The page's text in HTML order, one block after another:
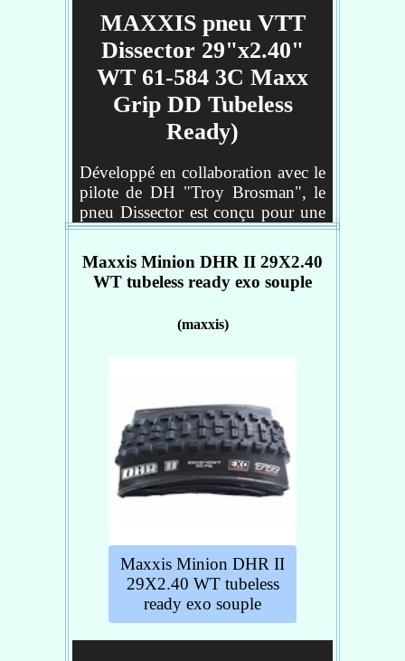
MAXXIS pneu VTT
Dissector 29"x2.40"
WT 61-584 3C Maxx
Grip DD Tubeless
Ready)
Développé en collaboration avec le
pilote de DH "Troy Brosman", le
pneu Dissector est conçu pour une
pratique descente sur terrain secs,
rapides et meubles. Le design des
crampons a été pensé pour vous
offrir un excellent grip sur terrain
polyvalent peut être installé à
recommande le Dissector en tant
que pneu arrière associé à un pneu
avant avec gros crampon.
Caractéristiques :
Section - 2.40
Carcasse - Double Down
Gomme - 3C Maxx Grip
Taille de roues - 29
Maxxis Minion DHR II 29X2.40
WT tubeless ready exo souple
(maxxis)
Maxxis Minion DHR II
29X2.40 WT tubeless
ready exo souple